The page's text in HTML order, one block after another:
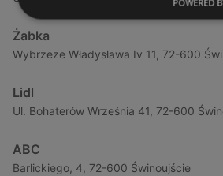
Żabka
Wybrzeze Władysława Iv 11, 72-600
Lidl
Ul. Bohaterów Września 41, 72-600
ABC
Barlickiego, 4, 72-600 Świnoujście
POWERED